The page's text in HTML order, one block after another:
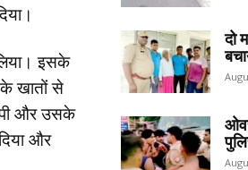
इसके
के खातों से
और उसके
और
दो